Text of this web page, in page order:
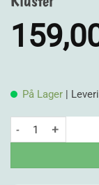
På Lager |